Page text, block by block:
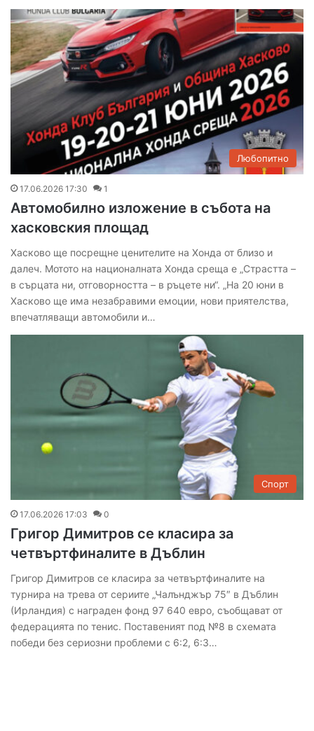
Любопитно
17.06.2026 17:30 1
Автомобилно изложение в събота на
хасковския площад
Хасково ще посрещне ценителите на Хонда от близо и
далеч. Мотото на националната Хонда среща е „Страстта –
в сърцата ни, отговорността – в ръцете ни“. „На 20 юни в
Хасково ще има незабравими емоции, нови приятелства,
впечатляващи автомобили и…
Спорт
17.06.2026 17:03 0
Григор Димитров се класира за
четвъртфиналите в Дъблин
Григор Димитров се класира за четвъртфиналите на
турнира на трева от сериите „Чалънджър 75″ в Дъблин
(Ирландия) с награден фонд 97 640 евро, съобщават от
федерацията по тенис. Поставеният под №8 в схемата
победи без сериозни проблеми с 6:2, 6:3…